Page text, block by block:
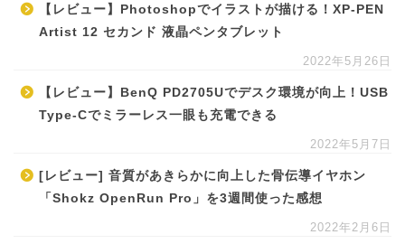
【レビュー】Photoshopでイラストが描ける！XP-PEN
Artist 12 セカンド 液晶ペンタブレット
2022年5月26日
【レビュー】BenQ PD2705Uでデスク環境が向上！USB
Type-Cでミラーレス一眼も充電できる
2022年5月7日
[レビュー] 音質があきらかに向上した骨伝導イヤホン
「Shokz OpenRun Pro」を3週間使った感想
2022年2月6日